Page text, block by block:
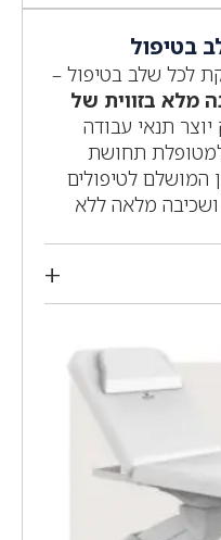
בטיפול
לכל שלב בטיפול –
מלא בזווית של
יוצר תנאי עבודה
תחושת
המושלם לטיפולים
ושכיבה מלאה ללא